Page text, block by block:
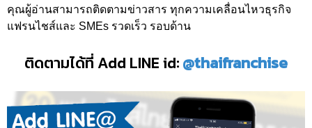
คุณผู้อ่านสามารถติดตามข่าวสาร ทุกความเคลื่อนไหวธุรกิจ
แฟรนไชส์และ SMEs รวดเร็ว รอบด้าน
ติดตามได้ที่ Add LINE id:@thaifranchise